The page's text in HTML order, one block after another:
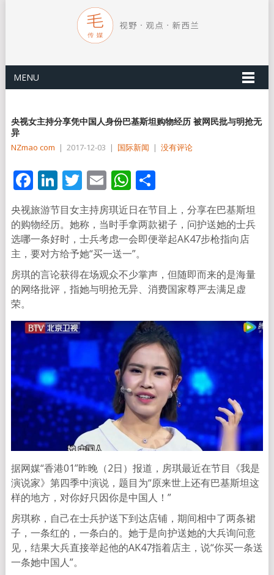
MENU
央视女主持分享凭中国人身份巴基斯坦购物经历 被网民批与明抢无
异
NZmao com | 2017-12-03 | 国际新闻 | 没有评论
Facebook
LinkedIn
Twitter
EmailWhatsApp
分
享
央视旅游节目女主持房琪近日在节目上，分享在巴基斯坦
的购物经历。她称，当时手拿两款裙子，问护送她的士兵
选哪一条好时，士兵考虑一会即便举起AK47步枪指向店
主，要对方给予她“买一送一”。
房琪的言论获得在场观众不少掌声，但随即而来的是海量
的网络批评，指她与明抢无异、消费国家尊严去满足虚
荣。
据网媒“香港01”昨晚（2日）报道，房琪最近在节目《我是
演说家》第四季中演说，题目为“原来世上还有巴基斯坦这
样的地方，对你好只因你是中国人！”
房琪称，自己在士兵护送下到达店铺，期间相中了两条裙
子，一条红的，一条白的。她于是向护送她的大兵询问意
见，结果大兵直接举起他的AK47指着店主，说“你买一条送
一条她中国人”。